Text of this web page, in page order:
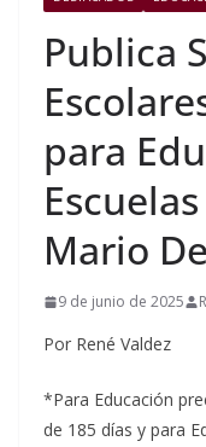
Publica
para
Mario
9 de junio de 2025
Por René Valdez
*Para Educación
de 185 días y para